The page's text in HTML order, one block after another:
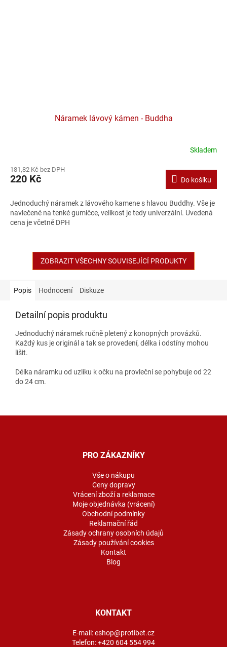
Náramek lávový kámen - Buddha
Skladem
181,82 Kč bez DPH
220 Kč Do košíku
Jednoduchý náramek z lávového kamene s hlavou Buddhy. Vše je
navlečené na tenké gumičce, velikost je tedy univerzální. Uvedená
cena je včetně DPH
ZOBRAZIT VŠECHNY SOUVISEJÍCÍ PRODUKTY
Popis Hodnocení Diskuze
Detailní popis produktu
Jednoduchý náramek ručně pletený z konopných provázků.
Každý kus je originál a tak se provedení, délka i odstíny mohou
lišit.
Délka náramku od uzlíku k očku na provleční se pohybuje od 22
do 24 cm.
PRO ZÁKAZNÍKY
Vše o nákupu
Ceny dopravy
Vrácení zboží a reklamace
Moje objednávka (vrácení)
Obchodní podmínky
Reklamační řád
Zásady ochrany osobních údajů
Zásady používání cookies
Kontakt
Blog
KONTAKT
E-mail:eshop@protibet.cz
Telefon:+420 604 554 994